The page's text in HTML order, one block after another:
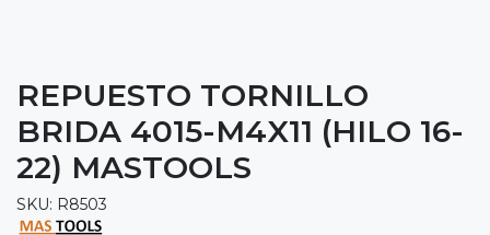
REPUESTO TORNILLO
BRIDA 4015-M4X11 (HILO 16-
22) MASTOOLS
SKU: R8503